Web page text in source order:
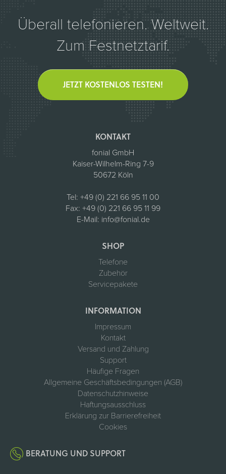
Überall telefonieren. Weltweit.
Zum Festnetztarif.
JETZT KOSTENLOS TESTEN!
KONTAKT
fonial GmbH
Kaiser-Wilhelm-Ring 7-9
50672 Köln
Tel: +49 (0) 221 66 95 11 00
Fax: +49 (0) 221 66 95 11 99
E-Mail: info@fonial.de
SHOP
Telefone
Zubehör
Servicepakete
INFORMATION
Impressum
Kontakt
Versand und Zahlung
Support
Häufige Fragen
Allgemeine Geschäftsbedingungen (AGB)
Datenschutzhinweise
Haftungsausschluss
Erklärung zur Barrierefreiheit
Cookies
BERATUNG UND SUPPORT